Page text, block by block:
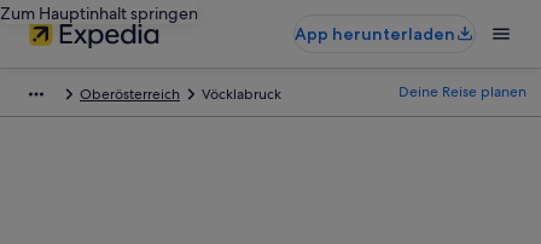
Zum Hauptinhalt springen
App herunterladen
Oberösterreich Vöcklabruck Deine Reise planen